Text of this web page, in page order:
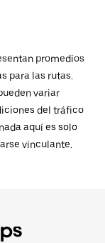
promedios
para las rutas.
variar
del tráfico
aquí es solo
vinculante.